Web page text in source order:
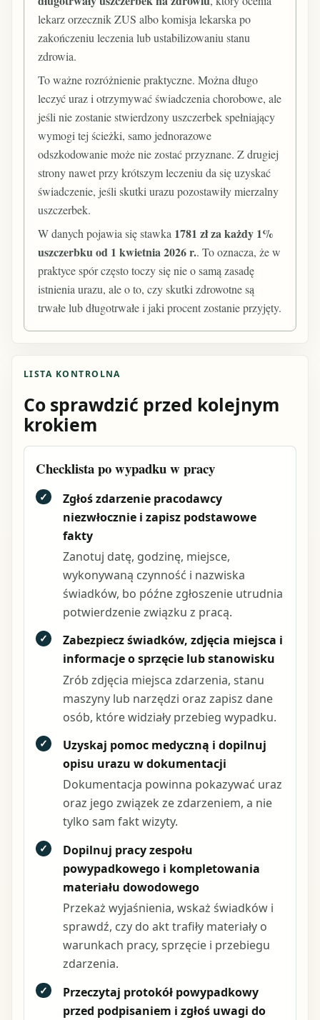
lekarz orzecznik ZUS albo komisja lekarska po
zakończeniu leczenia lub ustabilizowaniu stanu
zdrowia.
To ważne rozróżnienie praktyczne. Można długo
leczyć uraz i otrzymywać świadczenia chorobowe, ale
jeśli nie zostanie stwierdzony uszczerbek spełniający
wymogi tej ścieżki, samo jednorazowe
odszkodowanie może nie zostać przyznane. Z drugiej
strony nawet przy krótszym leczeniu da się uzyskać
świadczenie, jeśli skutki urazu pozostawiły mierzalny
uszczerbek.
W danych pojawia się stawka 1781 zł za każdy 1%
uszczerbku od 1 kwietnia 2026 r.. To oznacza, że w
praktyce spór często toczy się nie o samą zasadę
istnienia urazu, ale o to, czy skutki zdrowotne są
trwałe lub długotrwałe i jaki procent zostanie przyjęty.
LISTA KONTROLNA
Co sprawdzić przed kolejnym
krokiem
Checklista po wypadku w pracy
✓
Zgłoś zdarzenie pracodawcy
niezwłocznie i zapisz podstawowe
fakty
Zanotuj datę, godzinę, miejsce,
wykonywaną czynność i nazwiska
świadków, bo późne zgłoszenie utrudnia
potwierdzenie związku z pracą.
✓
Zabezpiecz świadków, zdjęcia miejsca i
informacje o sprzęcie lub stanowisku
Zrób zdjęcia miejsca zdarzenia, stanu
maszyny lub narzędzi oraz zapisz dane
osób, które widziały przebieg wypadku.
✓
Uzyskaj pomoc medyczną i dopilnuj
opisu urazu w dokumentacji
Dokumentacja powinna pokazywać uraz
oraz jego związek ze zdarzeniem, a nie
tylko sam fakt wizyty.
✓
Dopilnuj pracy zespołu
powypadkowego i kompletowania
materiału dowodowego
Przekaż wyjaśnienia, wskaż świadków i
sprawdź, czy do akt trafiły materiały o
warunkach pracy, sprzęcie i przebiegu
zdarzenia.
✓
Przeczytaj protokół powypadkowy
przed podpisaniem i zgłoś uwagi do